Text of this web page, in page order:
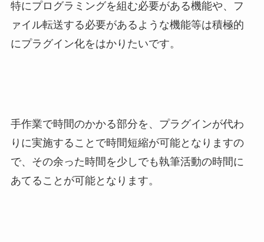
特にプログラミングを組む必要がある機能や、フ
ァイル転送する必要があるような機能等は積極的
にプラグイン化をはかりたいです。
手作業で時間のかかる部分を、プラグインが代わ
りに実施することで時間短縮が可能となりますの
で、その余った時間を少しでも執筆活動の時間に
あてることが可能となります。